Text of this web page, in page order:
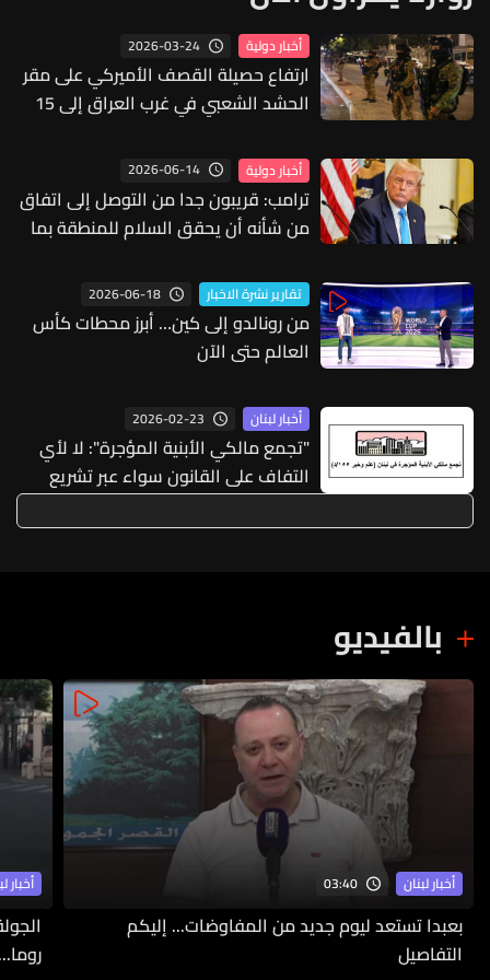
أخبار دولية 2026-03-24
ارتفاع حصيلة القصف الأميركي على مقر
الحشد الشعبي في غرب العراق إلى 15
أخبار دولية 2026-06-14
ترامب: قريبون جدا من التوصل إلى اتفاق
من شأنه أن يحقق السلام للمنطقة بما
تقارير نشرة الاخبار 2026-06-18
من رونالدو إلى كين… أبرز محطات كأس
العالم حتى الآن
أخبار لبنان 2026-02-23
"تجمع مالكي الأبنية المؤجرة": لا لأي
التفاف على القانون سواء عبر تشريع
استثنائي أو تمديد مضلل أو تعديل
انتقائي
بالفيديو
أخبار لبنان 03:40
بعبدا تستعد ليوم جديد من المفاوضات... إليكم
التفاصيل
أخبار